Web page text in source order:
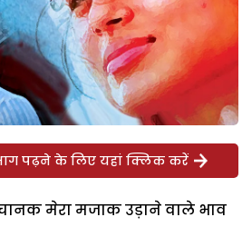
पढ़ने के लिए यहां क्लिक करें
मेरा मजाक उड़ाने वाले भाव